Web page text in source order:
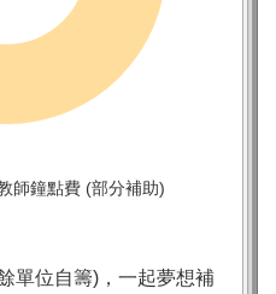
師鐘點費 (部分補助)
單位自籌)，一起夢想補